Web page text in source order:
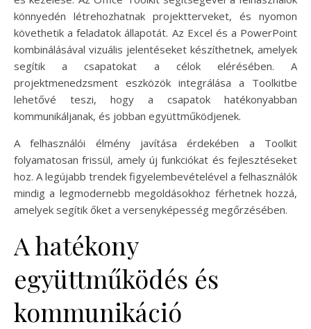
könnyedén létrehozhatnak projektterveket, és nyomon
követhetik a feladatok állapotát. Az Excel és a PowerPoint
kombinálásával vizuális jelentéseket készíthetnek, amelyek
segítik a csapatokat a célok elérésében. A
projektmenedzsment eszközök integrálása a Toolkitbe
lehetővé teszi, hogy a csapatok hatékonyabban
kommunikáljanak, és jobban együttműködjenek.
A felhasználói élmény javítása érdekében a Toolkit
folyamatosan frissül, amely új funkciókat és fejlesztéseket
hoz. A legújabb trendek figyelembevételével a felhasználók
mindig a legmodernebb megoldásokhoz férhetnek hozzá,
amelyek segítik őket a versenyképesség megőrzésében.
A hatékony
együttműködés és
kommunikáció